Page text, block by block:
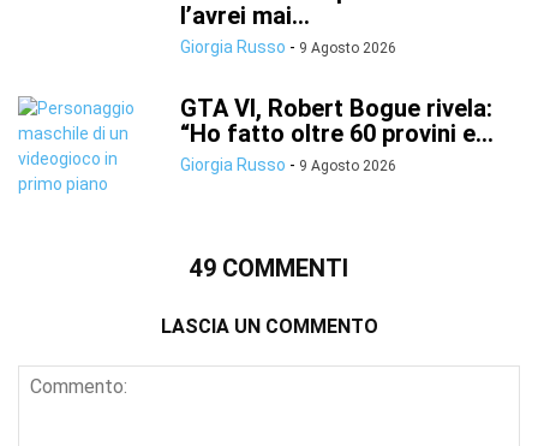
l’avrei mai...
Giorgia Russo - 9 Agosto 2026
GTA VI, Robert Bogue rivela:
“Ho fatto oltre 60 provini e...
Giorgia Russo - 9 Agosto 2026
49 COMMENTI
LASCIA UN COMMENTO